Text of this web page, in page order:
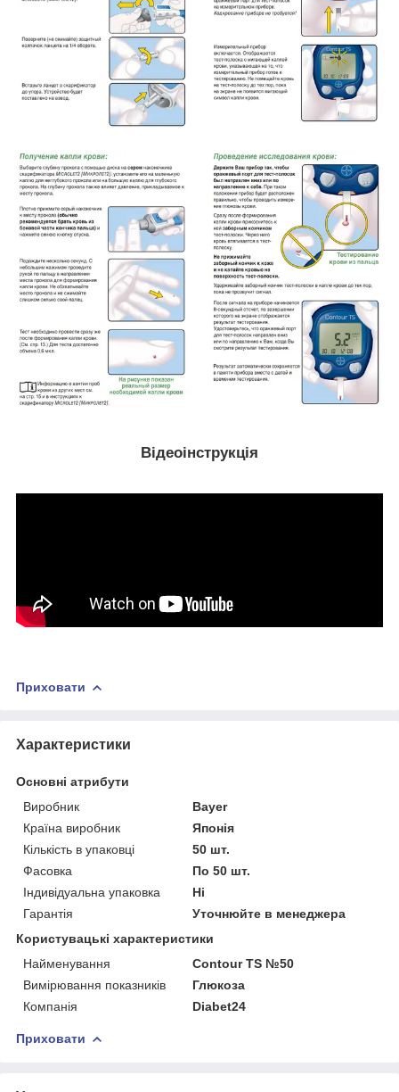
Відеоінструкція
Приховати
Характеристики
Основні атрибути
Виробник
Bayer
Країна виробник
Японія
Кількість в упаковці
50 шт.
Фасовка
По 50 шт.
Індивідуальна упаковка
Ні
Гарантія
Уточнюйте в менеджера
Користувацькі характеристики
Найменування
Contour TS №50
Вимірювання показників
Глюкоза
Компанія
Diabet24
Приховати